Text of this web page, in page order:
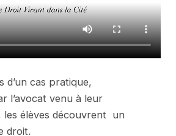
d’un cas pratique,
l’avocat venu à leur
les élèves découvrent un
droit.